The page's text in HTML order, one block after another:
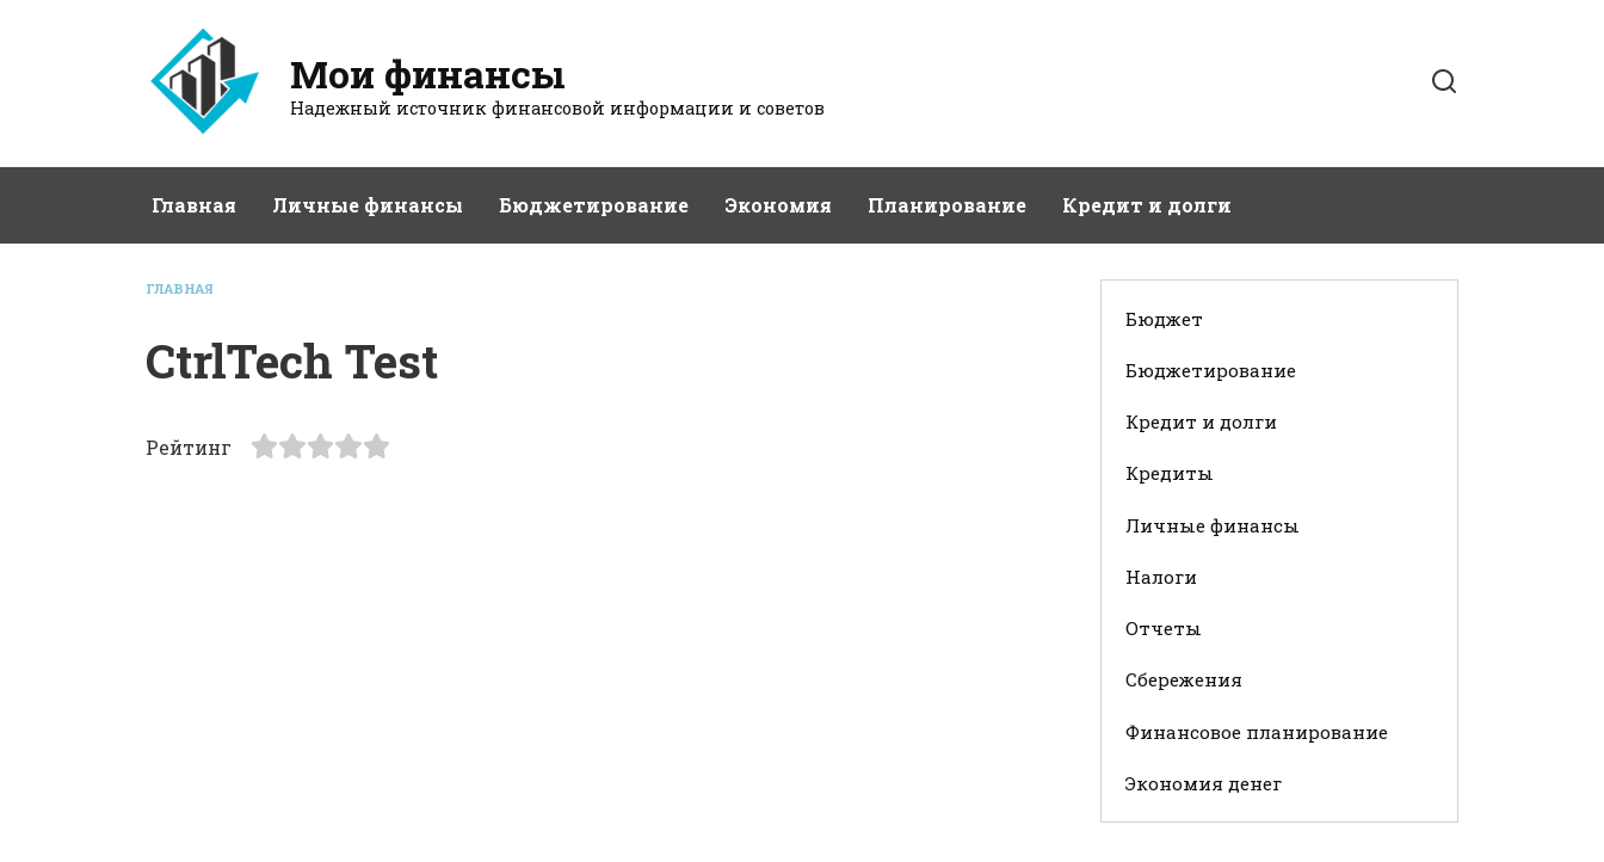
Мои финансы
Надежный источник финансовой информации и советов
Главная Личные финансы Бюджетирование Экономия Планирование Кредит и долги
ГЛАВНАЯ
CtrlTech Test
Рейтинг
Бюджет
Бюджетирование
Кредит и долги
Кредиты
Личные финансы
Налоги
Отчеты
Сбережения
Финансовое планирование
Экономия денег